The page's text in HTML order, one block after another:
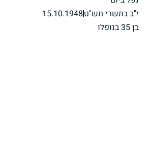
י"ב בתשרי תש"ט15.10.1948
בן 35 בנופלו